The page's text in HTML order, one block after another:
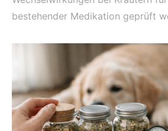
bestehender Medikation geprüft